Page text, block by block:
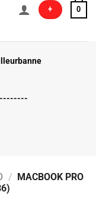
+ 0
/
MACBOOK PRO